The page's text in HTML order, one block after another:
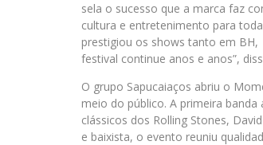
sela o sucesso que a marca faz
cultura e entretenimento para
prestigiou os shows tanto em
festival continue anos e anos”,
O grupo Sapucaiaços abriu o
meio do público. A primeira
clássicos dos Rolling Stones,
e baixista, o evento reuniu